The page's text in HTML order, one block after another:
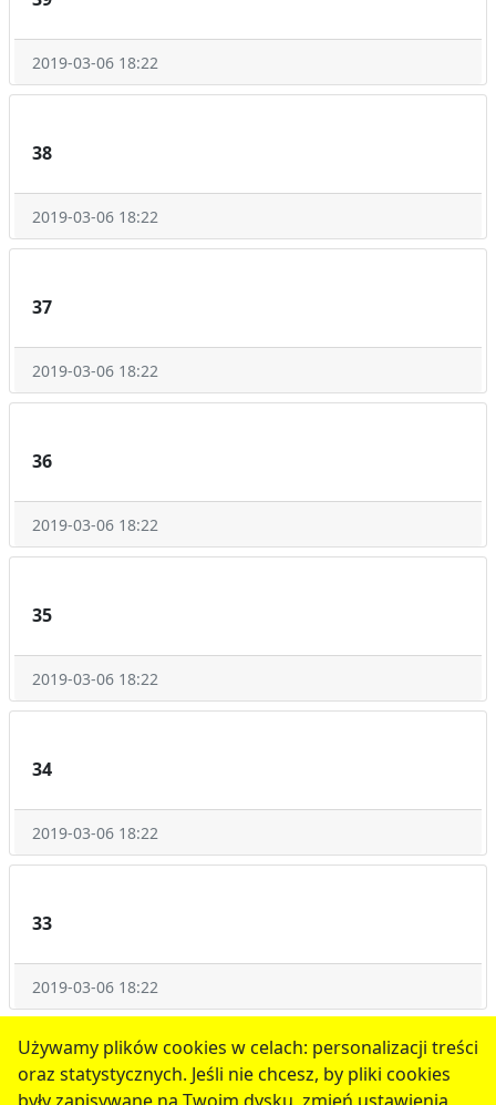
Używamy plików cookies w celach: personalizacji treści
oraz statystycznych. Jeśli nie chcesz, by pliki cookies
2019-03-06 18:22
38
2019-03-06 18:22
37
2019-03-06 18:22
36
2019-03-06 18:22
35
2019-03-06 18:22
34
2019-03-06 18:22
33
2019-03-06 18:22
1 2 3 4 5 następne
serwis jest częścią portalu miejskiegowww.chojnow.eu